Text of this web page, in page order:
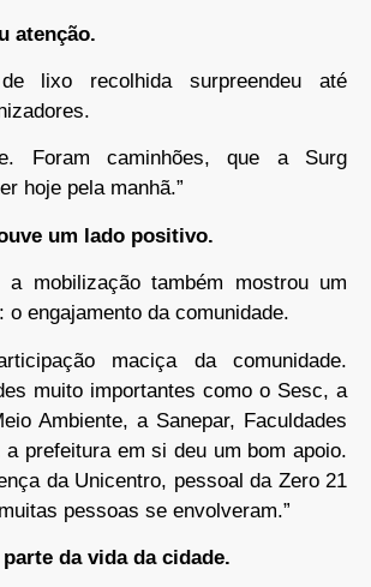
atenção.
lixo recolhida surpreendeu até
Foram caminhões, que a Surg
hoje pela manhã.”
um lado positivo.
a mobilização também mostrou um
o engajamento da comunidade.
maciça da comunidade.
muito importantes como o Sesc, a
Ambiente, a Sanepar, Faculdades
a prefeitura em si deu um bom apoio.
da Unicentro, pessoal da Zero 21
pessoas se envolveram.”
da vida da cidade.